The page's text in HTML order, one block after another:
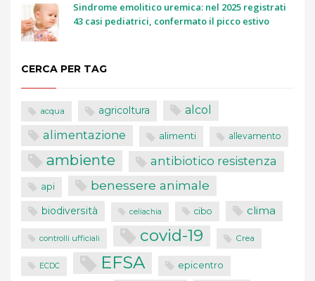
Sindrome emolitico uremica: nel 2025 registrati
43 casi pediatrici, confermato il picco estivo
CERCA PER TAG
acqua agricoltura alcol
alimentazione alimenti allevamento
ambiente antibiotico resistenza
api benessere animale
biodiversità celiachia cibo clima
controlli ufficiali covid-19 Crea
ECDC EFSA epicentro